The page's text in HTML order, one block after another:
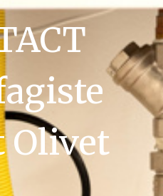
Olivet